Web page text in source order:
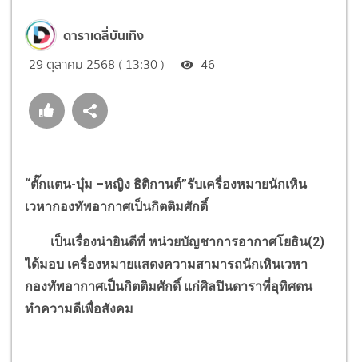
ดาราเดลี่บันเทิง
29 ตุลาคม 2568 ( 13:30 ) 46
“ตั๊กแตน-บุ๋ม –หญิง ธิติกานต์”รับเครื่องหมายนักเหิน
เวหากองทัพอากาศเป็นกิตติมศักดิ์
เป็นเรื่องน่ายินดีที่ หน่วยบัญชาการอากาศโยธิน(2)
ได้มอบ เครื่องหมายแสดงความสามารถนักเหินเวหา
กองทัพอากาศเป็นกิตติมศักดิ์ แก่ศิลปินดาราที่อุทิศตน
ทำความดีเพื่อสังคม